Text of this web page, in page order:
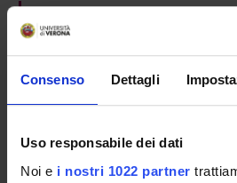
Consenso Dettagli
Uso responsabile dei dati
Noi e i nostri 1022 partner
Maria Adele Cipolla